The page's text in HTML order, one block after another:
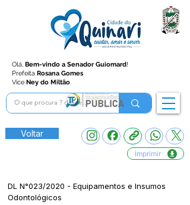
Olá, Bem-vindo a Senador Guiomard!
Prefeita Rosana Gomes
Vice Ney do Miltão
Voltar
Imprimir
DL N°023/2020 - Equipamentos e Insumos
Odontológicos